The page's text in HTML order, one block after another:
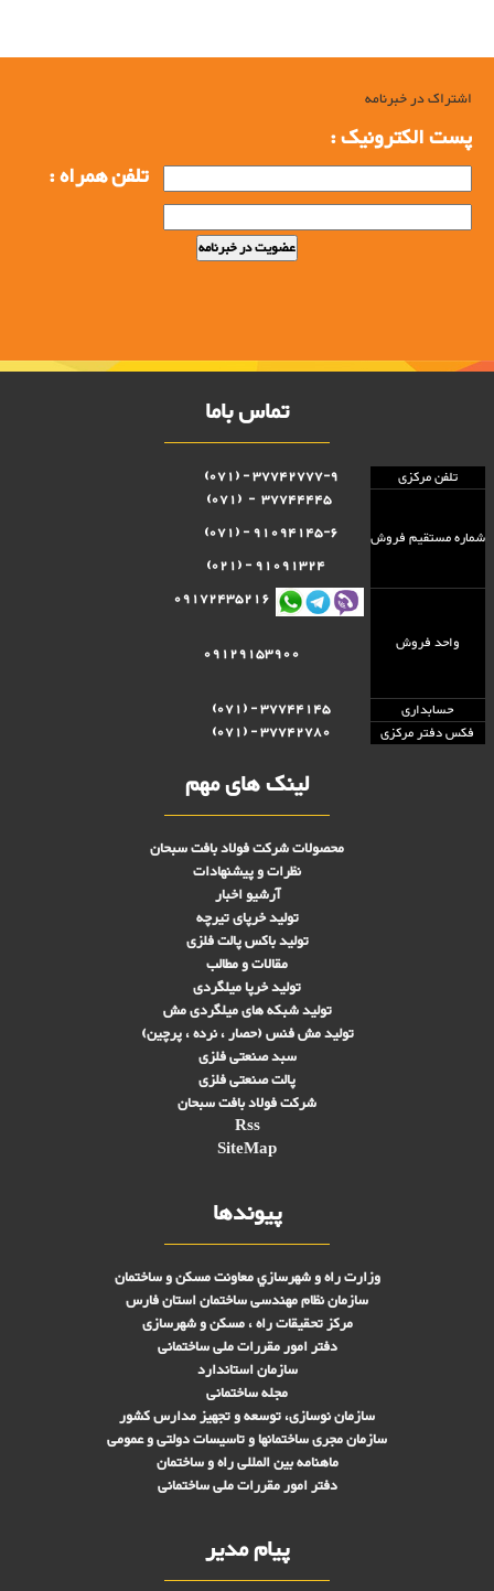
اشتراک در خبرنامه
پست الکترونیک :
تلفن همراه :
تماس باما
تلفن مرکزی 37742777-9 - (071)
شماره مستقيم فروش
91094145-6 - (071)
واحد فروش
09172435216
حسابداری
37744145 - (071)
فکس دفتر مرکزی
37742780 - (071)
لینک های مهم
محصولات شرکت فولاد بافت سبحان
نظرات و پیشنهادات
آرشیو اخبار
تولید خرپای تیرچه
تولید باکس پالت فلزی
مقالات و مطالب
تولید خرپا میلگردی
تولید شبکه های ميلگردی مش
تولید مش فنس (حصار ، نرده ، پرچین)
سبد صنعتی فلزی
پالت صنعتی فلزی
شرکت فولاد بافت سبحان
Rss
SiteMap
پیوندها
وزارت راه و شهرسازي معاونت مسکن و ساختمان
سازمان نظام مهندسی ساختمان استان فارس
مرکز تحقیقات راه ، مسکن و شهرسازی
دفتر امور مقررات ملی ساختمانی
سازمان استاندارد
مجله ساختمانی
سازمان نوسازی، توسعه و تجهیز مدارس کشور
سازمان مجری ساختمانها و تاسيسات دولتی و عمومی
ماهنامه بین المللی راه و ساختمان
دفتر امور مقررات ملی ساختمانی
پیام مدیر